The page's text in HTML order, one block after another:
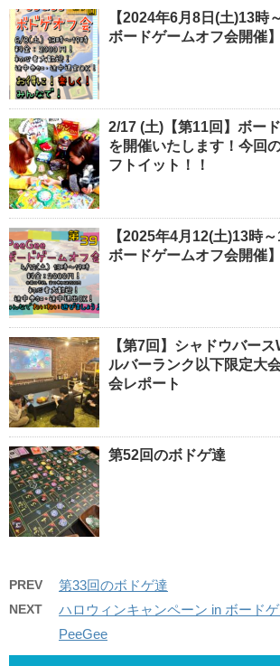
【2024年6月8日(土)13
ボードゲームオフ会開催】
2/17 (土)【第11回】ボー
を開催いたします！今回
フトイット！！
【2025年4月12(土)13時
ボードゲームオフ会開催】
【第7回】シャドウバー
ルバーランク以下限定大
会レポート
第52回のボドゲ達
PREV 第33回のボドゲ達
NEXT
ハロウィンキャンペーン in ボード
PeeGee